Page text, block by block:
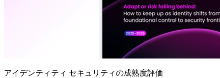
アイデンティティ セキュリティの成熟度評価